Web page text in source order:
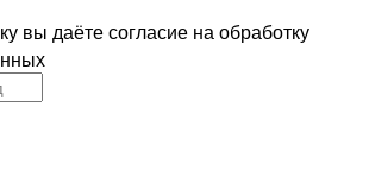
вы даёте согласие на обработку